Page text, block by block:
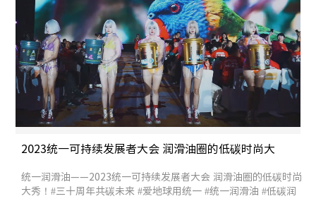
2023统一可持续发展者大会 润滑油圈的低碳时尚大
秀！
统一润滑油——2023统一可持续发展者大会 润滑油圈的低碳时尚
大秀！#三十周年共碳未来 #爱地球用统一 #统一润滑油 #低碳润